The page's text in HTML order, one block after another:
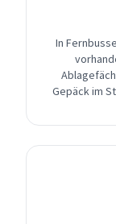
In
Gepäck im